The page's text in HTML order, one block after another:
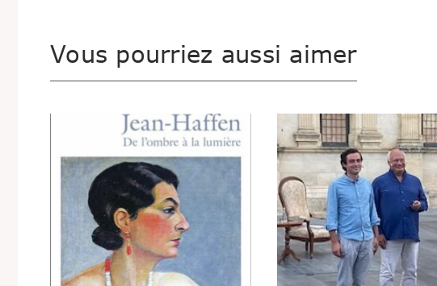
Vous pourriez aussi aimer